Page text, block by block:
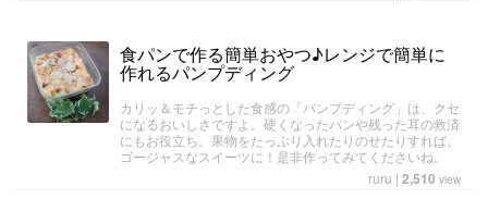
食パンで作る簡単おやつ♪レンジで簡単に
作れるパンプディング
カリッ＆モチっとした食感の「パンプディング」は、クセ
になるおいしさですよ。硬くなったパンや残った耳の救済
にもお役立ち。果物をたっぷり入れたりのせたりすれば、
ゴージャスなスイーツに！是非作ってみてくださいね。
ruru | 2,510 view